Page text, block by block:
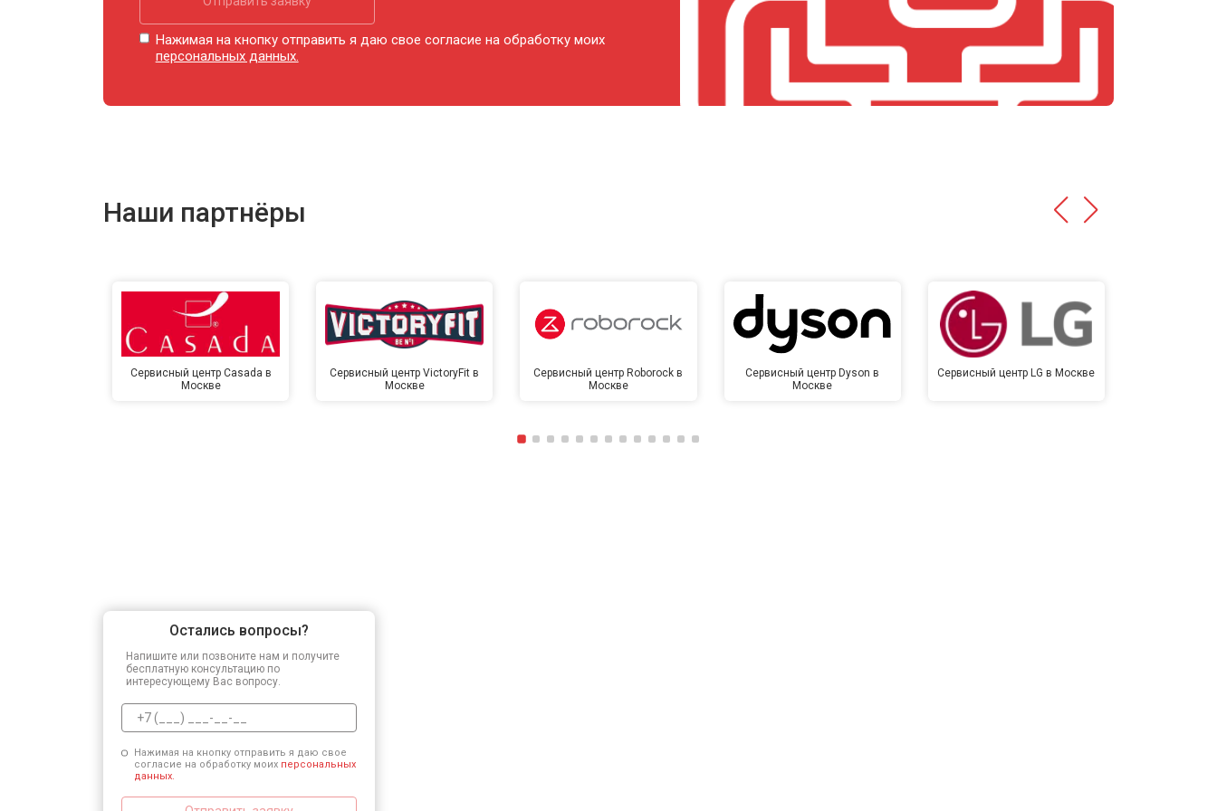
Ремонт купюроприемника от 120 мин Заказать
от 4500 ₽ Заказать
Нажимая на кнопку отправить я даю свое согласие на обработку моих
персональных данных.
Наши партнёры
Сервисный центр Casada в
Москве
Сервисный центр VictoryFit в
Москве
Сервисный центр Roborock в
Москве
Сервисный центр Dyson в
Москве
Сервисный центр LG в Москве
Остались вопросы?
Напишите или позвоните нам и получите
бесплатную консультацию по
интересующему Вас вопросу.
Нажимая на кнопку отправить я даю свое
согласие на обработку моих персональных
данных.